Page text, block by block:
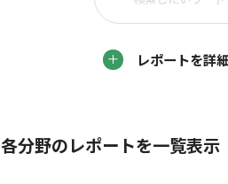
レポートを詳
各分野のレポートを一覧表示